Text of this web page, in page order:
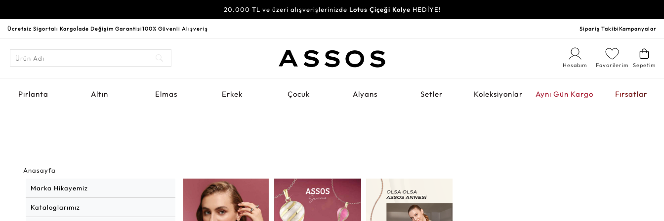
20.000 TL ve üzeri alışverişlerinizde Lotus Çiçeği Kolye HEDİYE!
Ücretsiz Sigortalı Kargoİade Değişim Garantisi100% Güvenli Alışveriş Sipariş TakibiKampanyalar
Sepetim
Favorilerim
Hesabım
Pırlanta Altın Elmas Erkek Çocuk Alyans Setler Koleksiyonlar Aynı Gün Kargo Fırsatlar
Anasayfa
Marka Hikayemiz
Kataloglarımız